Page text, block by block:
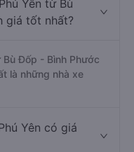
Yên từ Bù
giá tốt nhất?
Bù Đốp - Bình Phước
là những nhà xe
Yên có giá